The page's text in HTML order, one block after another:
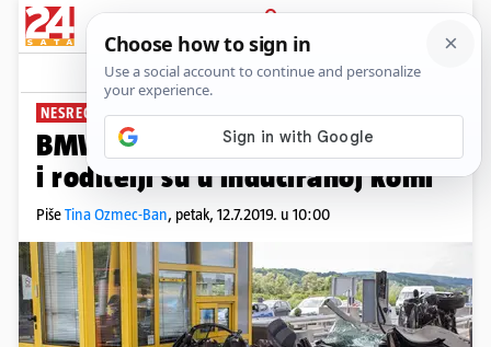
PRIJAVA
News Komentari
NESREĆA NA SV. HELENI
BMW-om se zabio u njih: Dijete
i roditelji su u induciranoj komi
PišeTina Ozmec-Ban, petak, 12.7.2019. u 10:00